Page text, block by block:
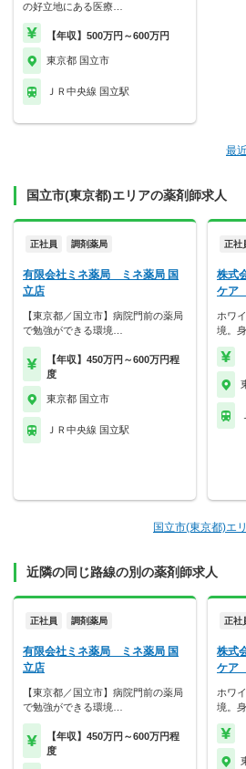
の好立地にある医療…
【年収】500万円～600万円
東京都 国立市
ＪＲ中央線 国立駅
最
国立市(東京都)エリアの薬剤師求人
正社員 調剤薬局
有限会社ミネ薬局 ミネ薬局 国
立店
【東京都／国立市】病院門前の薬局
で勉強ができる環境…
【年収】450万円～600万円程
度
東京都 国立市
ＪＲ中央線 国立駅
正社
株式
ケア
ホワ
境。
国立市(東京都)エ
近隣の同じ路線の別の薬剤師求人
正社員 調剤薬局
有限会社ミネ薬局 ミネ薬局 国
立店
【東京都／国立市】病院門前の薬局
で勉強ができる環境…
【年収】450万円～600万円程
度
正社
株式
ケア
ホワ
境。